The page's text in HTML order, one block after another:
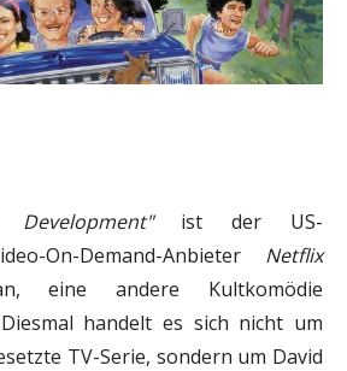
Development"ist der US-
On-Demand-Anbieter Netflix
eine andere Kultkomödie
handelt es sich nicht um
TV-Serie, sondern um David